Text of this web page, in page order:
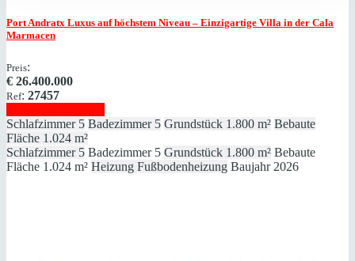
Port Andratx Luxus auf höchstem Niveau – Einzigartige Villa in der Cala
Marmacen
Preis:
€ 26.400.000
Ref: 27457
Schlafzimmer 5 Badezimmer 5 Grundstück 1.800 m² Bebaute
Fläche 1.024 m²
Schlafzimmer 5 Badezimmer 5 Grundstück 1.800 m² Bebaute
Fläche 1.024 m² Heizung Fußbodenheizung Baujahr 2026